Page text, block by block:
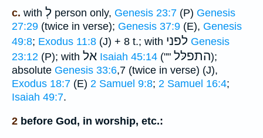
c. with לְ person only, Genesis 23:7 (P) Genesis
27:29 (twice in verse); Genesis 37:9 (E), Genesis
49:8; Exodus 11:8 (J) + 8 t.; with לפני Genesis
23:12 (P); with אל Isaiah 45:14 ("" התפלּל);
absolute Genesis 33:6,7 (twice in verse) (J),
Exodus 18:7 (E) 2 Samuel 9:8; 2 Samuel 16:4;
Isaiah 49:7.
2 before God, in worship, etc.: